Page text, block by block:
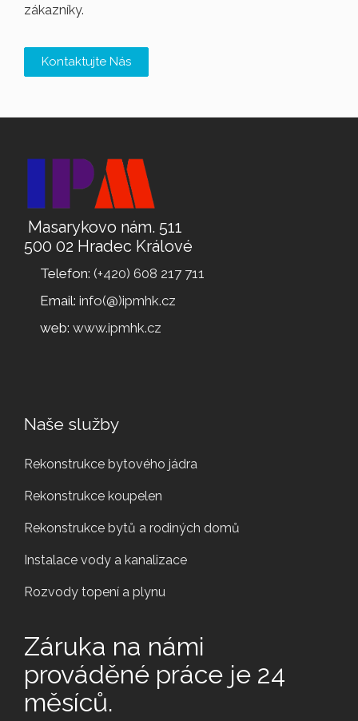
zákazníky.
Kontaktujte Nás
Masarykovo nám. 511
500 02 Hradec Králové
Telefon: (+420) 608 217 711
Email: info(@)ipmhk.cz
web: www.ipmhk.cz
Naše služby
Rekonstrukce bytového jádra
Rekonstrukce koupelen
Rekonstrukce bytů a rodiných domů
Instalace vody a kanalizace
Rozvody topení a plynu
Záruka na námi
prováděné práce je 24
měsíců.